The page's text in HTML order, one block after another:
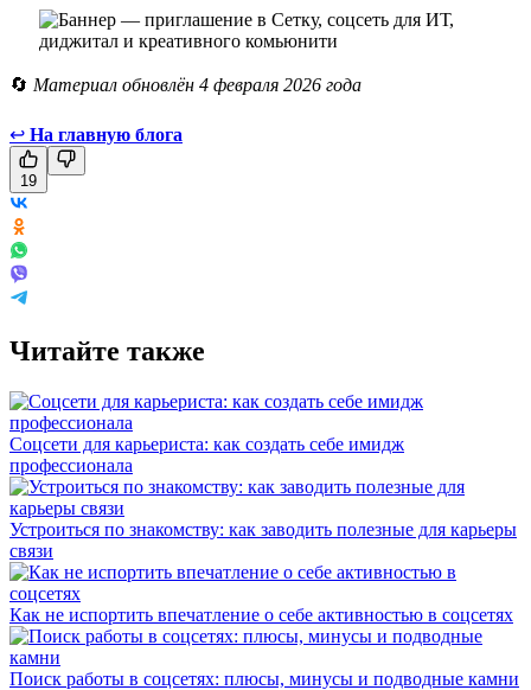
🔄 Материал обновлён 4 февраля 2026 года
↩ На главную блога
19
Читайте также
Соцсети для карьериста: как создать себе имидж
профессионала
Устроиться по знакомству: как заводить полезные для карьеры
связи
Как не испортить впечатление о себе активностью в соцсетях
Поиск работы в соцсетях: плюсы, минусы и подводные камни